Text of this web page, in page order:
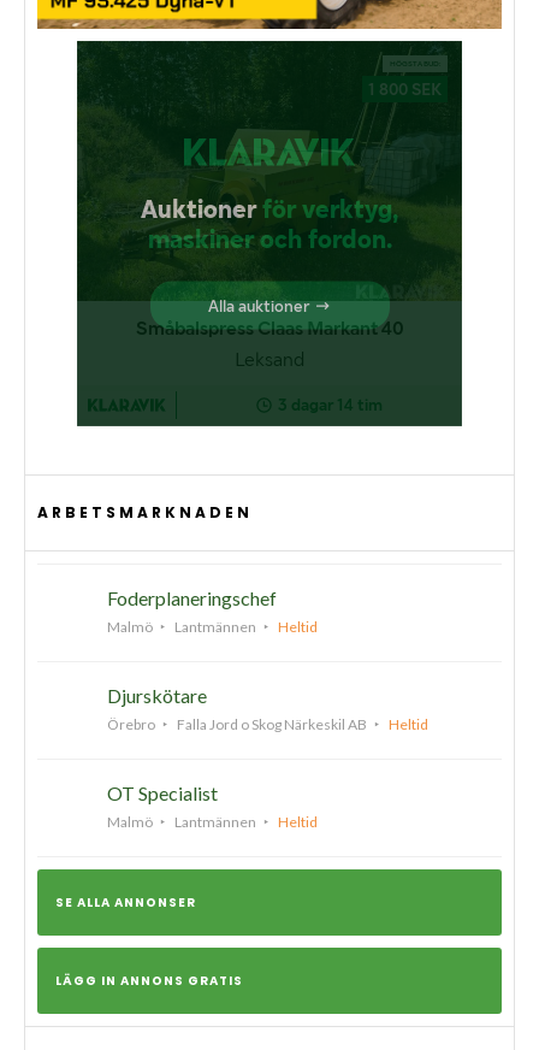
ARBETSMARKNADEN
Foderplaneringschef
Malmö Lantmännen Heltid
Djurskötare
Örebro Falla Jord o Skog Närkeskil AB Heltid
OT Specialist
Malmö Lantmännen Heltid
SE ALLA ANNONSER
LÄGG IN ANNONS GRATIS